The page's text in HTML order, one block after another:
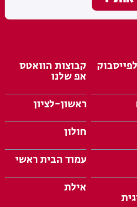
קבוצות הוואטס
אפ שלנו
ראשון-לציון
חולון
עמוד הבית ראשי
אילת